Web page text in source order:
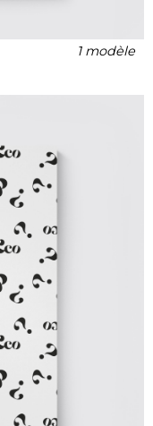
1 modèle